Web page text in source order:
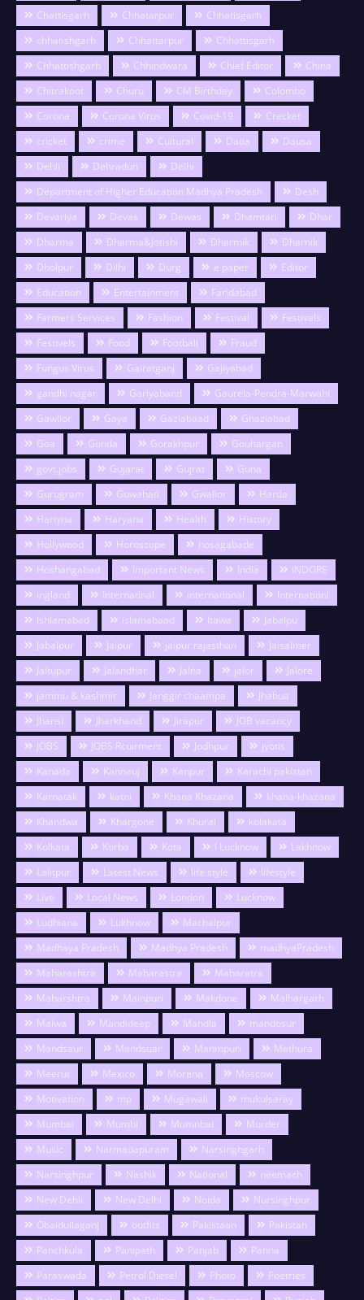
Chattisgarh
Chhatarpur
Chhatisgarh
chhatishgarh
Chhattarpur
Chhattisgarh
Chhattishgarh
Chhindwara Chief Editor
China
Chitrakoot
Churu CM Birthday
Colombo
Corona
Corona Virus Covid-19
Crecket
cricket
crime Cultural Datia
Dausa
Dehli
Dehradun
Delhi
Department of Higher Education Madhya Pradesh
Desh
Devariya
Devas Dewas Dhamtari
Dhar
Dharma
Dharma&Jotishi Dharmik
Dharnik
Dholpur
Dilhi Durg e paper
Editor
Education
Entertainment
Faridabad
Farmers Services
Fashion Festival
Festivals
Festivels
Food Football
Fraud
Fungus Virus
Gairatganj
Gajiyabad
gandhi nagar
Gariyaband
Gaurela-Pendra-Marwahi
Gawlior
Gaya Gaziabaad
Ghaziabad
Goa
Gonda Gorakhpur
Gouhargan
govt.jobs
Gujarat Gujrat
Guna
Gurugram
Guwahati Gwalior
Harda
Hariyna
Haryana Health
History
Hollywood
Horoscope
hosagabade
Hoshangabad
Important News India
INDORE
ingland
Internatinal international
Internationl
Ishlamabad
islamabaad Itawa
Jabalpu
Jabalpur
Jaipur jaipur rajasthan
Jaisalmer
Jaitupur
Jalandhar Jalna jalor
Jalore
jammu & kashmir
Janggir chaampa
Jhabua
Jhansi
Jharkhand Jirapur
JOB vacancy
JOBS
JOBS Rcuirment Jodhpur
jyotis
Kanada
Kannauj Kanpur
Karachi pakistan
Karnatak
katni Khana Khazana
khana-khazana
Khandwa
Khargone Khurai
kolakata
Kolkata
Korba Kota l Lucknow
Lakhnow
Lalitpur
Latest News life style
lifestyle
Live
Local News London
Lucknow
Ludhiana
Lukhnow
Machalpur
Madhaya Pradesh
Madhya Pradesh
madhyaPradesh
Maharashtra
Maharastra
Maharatra
Maharshtra
Mainpuri Makdone
Malhargarh
Malwa
Mandideep Mandla
mandosur
Mandsaur
Mandsuar Manmpuri
Mathura
Meerut
Mexico Morena
Moscow
Motivation
mp Mugawali
mukulsaray
Mumbai
Mumbi Mumnbai
Murder
Music
Narmadapuram
Narsinghgarh
Narsinghpur
Nashik National
neemach
New Dehli
New Delhi Noida
Nursinghpur
Obaidullaganj
outfits Pakistaan
Pakistan
Panchkula
Panipath Panjab
Panna
Paraswada
Petrol Diesel Photo
Poetries